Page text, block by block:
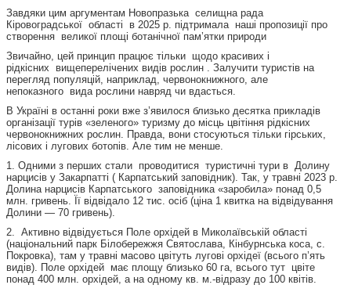
Завдяки цим аргументам Новопразька селищна рада
Кіровоградської області в 2025 р. підтримала наші пропозиції про
створення великої площі ботанічної пам’ятки природи
Звичайно, цей принцип працює тільки щодо красивих і
рідкісних вищеперелічених видів рослин . Залучити туристів на
перегляд популяцій, наприклад, червонокнижного, але
непоказного вида рослини навряд чи вдасться.
В Україні в останні роки вже з’явилося близько десятка прикладів
організації турів «зеленого» туризму до місць цвітіння рідкісних
червонокнижних рослин. Правда, вони стосуються тільки гірських,
лісових і лугових ботопів. Але тим не менше.
1. Одними з перших стали проводитися туристичні тури в Долину
нарцисів у Закарпатті ( Карпатський заповідник). Так, у травні 2023 р.
Долина нарцисів Карпатського заповідника «заробила» понад 0,5
млн. гривень. Її відвідало 12 тис. осіб (ціна 1 квитка на відвідування
Долини — 70 гривень).
2. Активно відвідується Поле орхідей в Миколаївській області
(національний парк Білобережжя Святослава, Кінбурнська коса, с.
Покровка), там у травні масово цвітуть лугові орхідеї (всього п’ять
видів). Поле орхідей має площу близько 60 га, всього тут цвіте
понад 400 млн. орхідей, а на одному кв. м.-відразу до 100 квітів.